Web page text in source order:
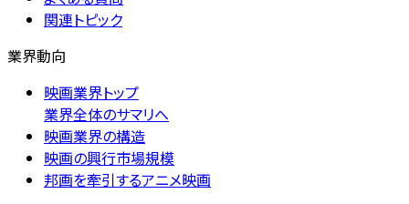
関連トピック
業界動向
映画業界トップ
業界全体のサマリへ
映画業界の構造
映画の興行市場規模
邦画を牽引するアニメ映画